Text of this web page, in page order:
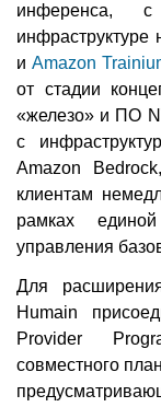
инференса,
инфраструктуре
иAmazon
от стадии
«железо» и ПО
с
Amazon
клиентам
рамках
управления
Для
Humain
Provider
совместного